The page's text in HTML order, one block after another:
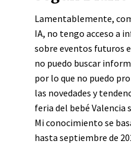
Lamentablemente,
IA, no tengo acceso a
sobre eventos futuros
no puedo buscar
por lo que no puedo
las novedades y
feria del bebé Valencia
Mi conocimiento se
hasta septiembre de